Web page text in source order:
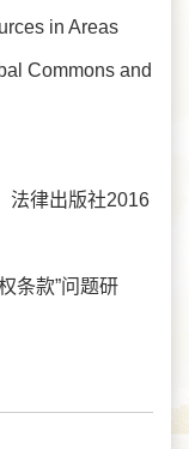
in Areas
Commons and
法律出版社2016
条款”问题研